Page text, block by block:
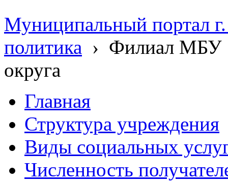
Муниципальный портал
политика › Филиал МБУ
округа
Главная
Структура учреждения
Виды социальных
Численность